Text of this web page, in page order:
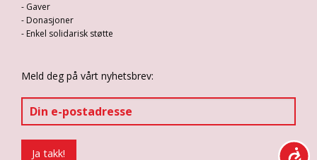
- Gaver
- Donasjoner
- Enkel solidarisk støtte
Meld deg på vårt nyhetsbrev: